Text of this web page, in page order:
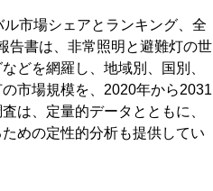
市場シェアとランキング、全
告書は、非常照明と避難灯の世
どを網羅し、地域別、国別、
市場規模を、2020年から2031
は、定量的データとともに、
めの定性的分析も提供してい